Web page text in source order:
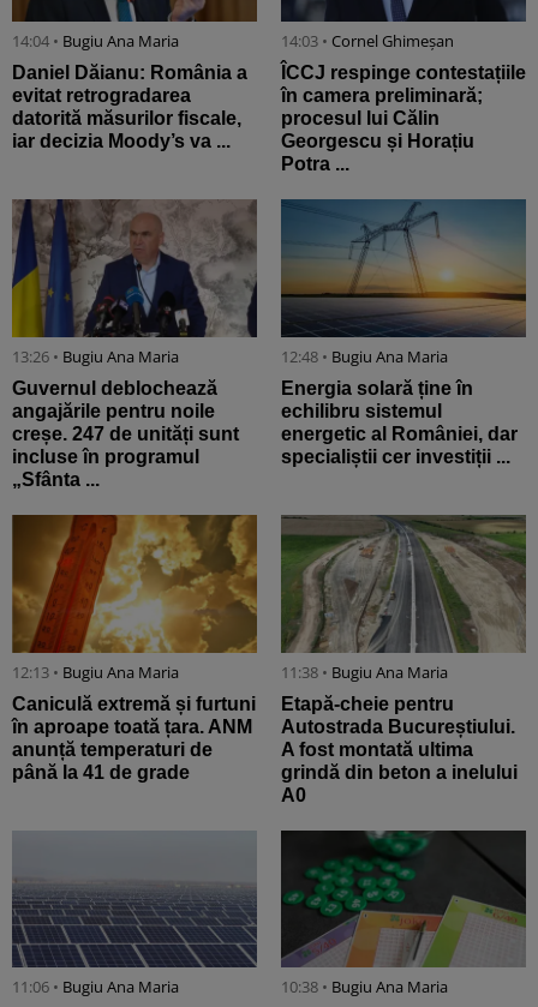
14:04 • Bugiu ⁠Ana Maria
Daniel Dăianu: România a
evitat retrogradarea
datorită măsurilor fiscale,
iar decizia Moody’s va ...
14:03 • Cornel Ghimeșan
ÎCCJ respinge contestațiile
în camera preliminară;
procesul lui Călin
Georgescu și Horațiu
Potra ...
13:26 • Bugiu ⁠Ana Maria
Guvernul deblochează
angajările pentru noile
creșe. 247 de unități sunt
incluse în programul
„Sfânta ...
12:48 • Bugiu ⁠Ana Maria
Energia solară ține în
echilibru sistemul
energetic al României, dar
specialiștii cer investiții ...
12:13 • Bugiu ⁠Ana Maria
Caniculă extremă și furtuni
în aproape toată țara. ANM
anunță temperaturi de
până la 41 de grade
11:38 • Bugiu ⁠Ana Maria
Etapă-cheie pentru
Autostrada Bucureștiului.
A fost montată ultima
grindă din beton a inelului
A0
11:06 • Bugiu ⁠Ana Maria 10:38 • Bugiu ⁠Ana Maria